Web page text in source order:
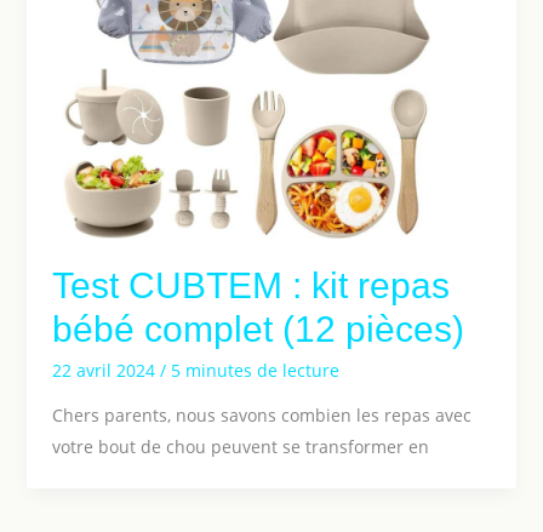
Test CUBTEM : kit repas
bébé complet (12 pièces)
22 avril 2024 / 5 minutes de lecture
Chers parents, nous savons combien les repas avec
votre bout de chou peuvent se transformer en